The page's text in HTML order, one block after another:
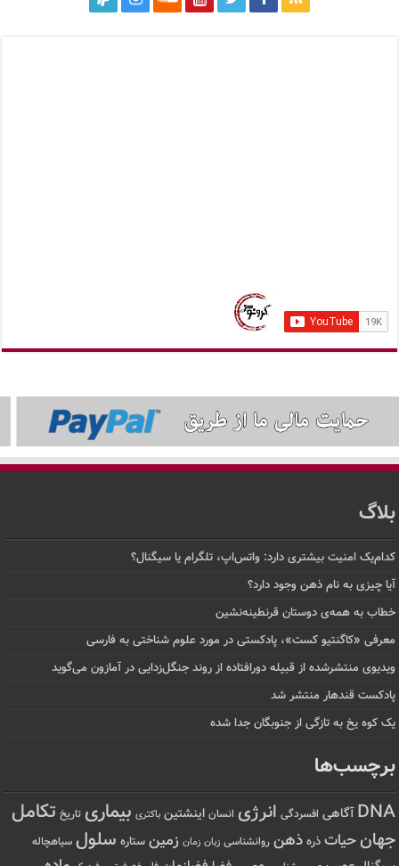
بلاگ
کدام‌یک امنیت بیشتری دارد: واتس‌اپ، تلگرام یا سیگنال؟
آیا چیزی به نام ذهن وجود دارد؟
خطاب به همه‌ی دوستان قرنطینه‌نشین
معرفی «کاگنتیو کست»، پادکستی در مورد علوم شناختی به فارسی
ویدیوی منتشرشده از قبیله دورافتاده‌ از روند جنگل‌زدایی در آمازون می‌گوید
پادکست قندهار منتشر شد
یک کوه یخ به تازگی از جنوبگان جدا شده
برچسب‌ها
DNA آگاهی افسردگی انرژی انسان اینشتین باکتری بیماری تاریخ تکامل
جهانحیات ذره ذهن روانشناسی زبان زمان زمین ستاره سلول سیاهچاله